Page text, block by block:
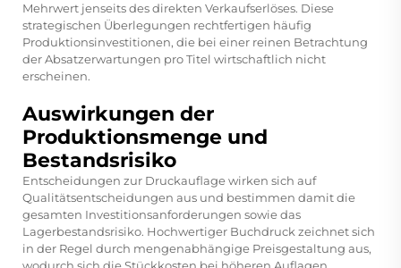
Mehrwert jenseits des direkten Verkaufserlöses. Diese
strategischen Überlegungen rechtfertigen häufig
Produktionsinvestitionen, die bei einer reinen Betrachtung
der Absatzerwartungen pro Titel wirtschaftlich nicht
erscheinen.
Auswirkungen der
Produktionsmenge und
Bestandsrisiko
Entscheidungen zur Druckauflage wirken sich auf
Qualitätsentscheidungen aus und bestimmen damit die
gesamten Investitionsanforderungen sowie das
Lagerbestandsrisiko. Hochwertiger Buchdruck zeichnet sich
in der Regel durch mengenabhängige Preisgestaltung aus,